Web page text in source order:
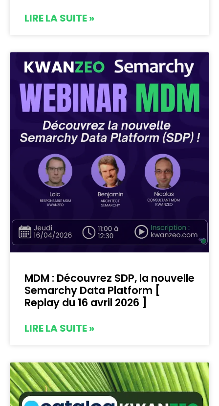
LIRE LA SUITE »
MDM : Découvrez SDP, la nouvelle
Semarchy Data Platform [
Replay du 16 avril 2026 ]
LIRE LA SUITE »